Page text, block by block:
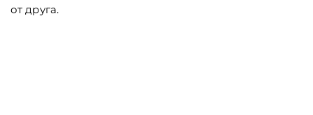
от друга.